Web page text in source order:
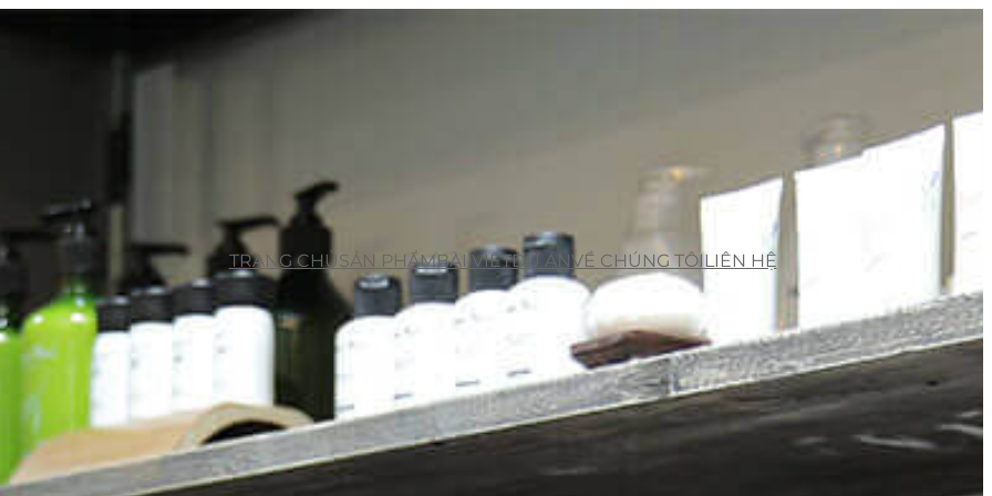
TRANG CHỦSẢN PHẨMBÀI VIẾTDỰ ÁNVỀ CHÚNG TÔILIÊN HỆ